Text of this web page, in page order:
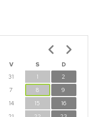
V S
D
31 1
2
7 8
9
14 15
16
Paginación